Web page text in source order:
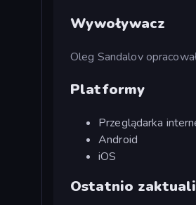
Wywoływacz
Oleg Sandalov
Platformy
Przeglądarka
Android
iOS
Ostatnio